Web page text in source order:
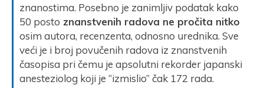
znanostima. Posebno je zanimljiv podatak kako
50 posto znanstvenih radova ne pročita nitko
osim autora, recenzenta, odnosno urednika. Sve
veći je i broj povučenih radova iz znanstvenih
časopisa pri čemu je apsolutni rekorder japanski
anesteziolog koji je “izmislio” čak 172 rada.